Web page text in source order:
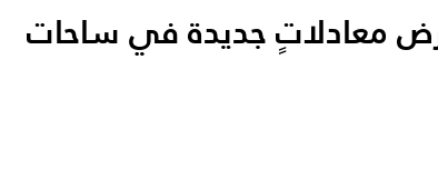
معادلاتٍ جديدة في ساحات